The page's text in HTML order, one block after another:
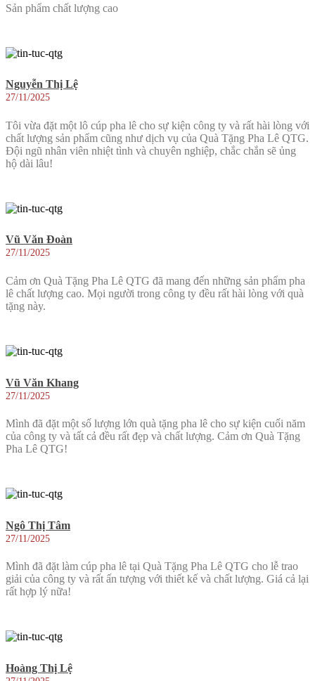
Sản phẩm chất lượng cao
Nguyễn Thị Lệ
27/11/2025
Tôi vừa đặt một lô cúp pha lê cho sự kiện công ty và rất hài lòng với
chất lượng sản phẩm cũng như dịch vụ của Quà Tặng Pha Lê QTG.
Đội ngũ nhân viên nhiệt tình và chuyên nghiệp, chắc chắn sẽ ủng
hộ dài lâu!
Vũ Văn Đoàn
27/11/2025
Cảm ơn Quà Tặng Pha Lê QTG đã mang đến những sản phẩm pha
lê chất lượng cao. Mọi người trong công ty đều rất hài lòng với quà
tặng này.
Vũ Văn Khang
27/11/2025
Mình đã đặt một số lượng lớn quà tặng pha lê cho sự kiện cuối năm
của công ty và tất cả đều rất đẹp và chất lượng. Cảm ơn Quà Tặng
Pha Lê QTG!
Ngô Thị Tâm
27/11/2025
Mình đã đặt làm cúp pha lê tại Quà Tặng Pha Lê QTG cho lễ trao
giải của công ty và rất ấn tượng với thiết kế và chất lượng. Giá cả lại
rất hợp lý nữa!
Hoàng Thị Lệ